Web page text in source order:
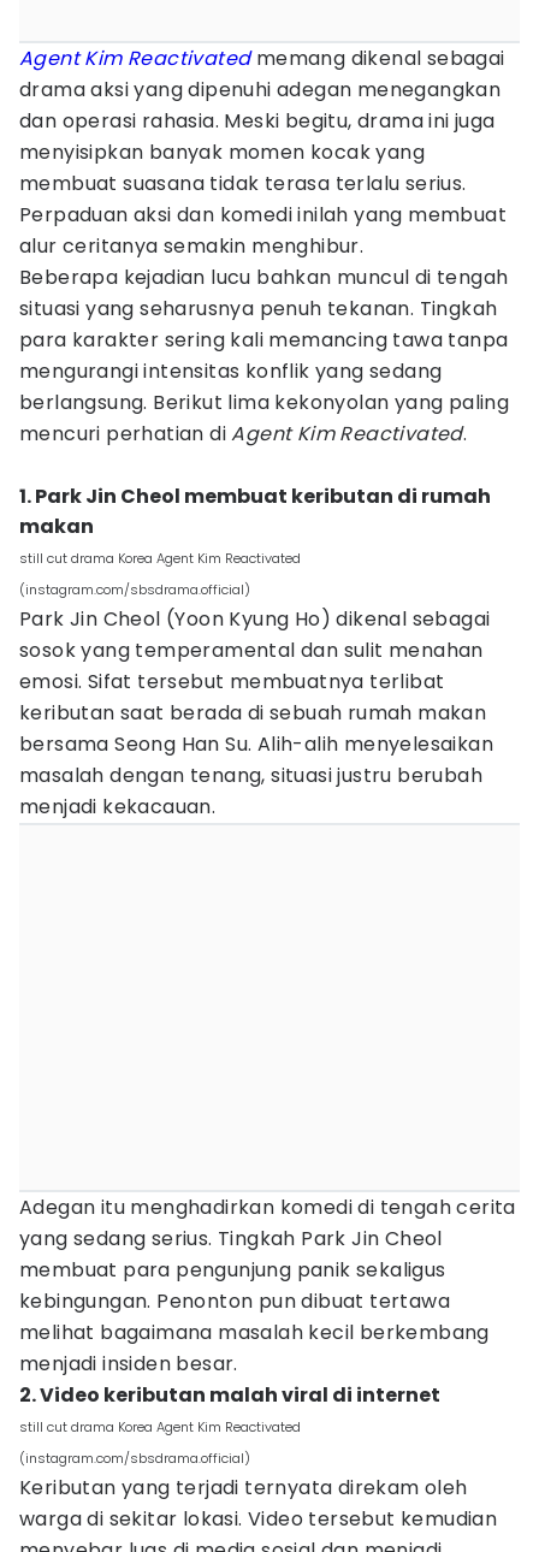
Agent Kim Reactivatedmemang dikenal sebagai
drama aksi yang dipenuhi adegan menegangkan
dan operasi rahasia. Meski begitu, drama ini juga
menyisipkan banyak momen kocak yang
membuat suasana tidak terasa terlalu serius.
Perpaduan aksi dan komedi inilah yang membuat
alur ceritanya semakin menghibur.
Beberapa kejadian lucu bahkan muncul di tengah
situasi yang seharusnya penuh tekanan. Tingkah
para karakter sering kali memancing tawa tanpa
mengurangi intensitas konflik yang sedang
berlangsung. Berikut lima kekonyolan yang paling
mencuri perhatian diAgent Kim Reactivated.
1. Park Jin Cheol membuat keributan di rumah
makan
still cut drama Korea Agent Kim Reactivated
(instagram.com/sbsdrama.official)
Park Jin Cheol (Yoon Kyung Ho) dikenal sebagai
sosok yang temperamental dan sulit menahan
emosi. Sifat tersebut membuatnya terlibat
keributan saat berada di sebuah rumah makan
bersama Seong Han Su. Alih-alih menyelesaikan
masalah dengan tenang, situasi justru berubah
menjadi kekacauan.
Adegan itu menghadirkan komedi di tengah cerita
yang sedang serius. Tingkah Park Jin Cheol
membuat para pengunjung panik sekaligus
kebingungan. Penonton pun dibuat tertawa
melihat bagaimana masalah kecil berkembang
menjadi insiden besar.
2. Video keributan malah viral di internet
still cut drama Korea Agent Kim Reactivated
(instagram.com/sbsdrama.official)
Keributan yang terjadi ternyata direkam oleh
warga di sekitar lokasi. Video tersebut kemudian